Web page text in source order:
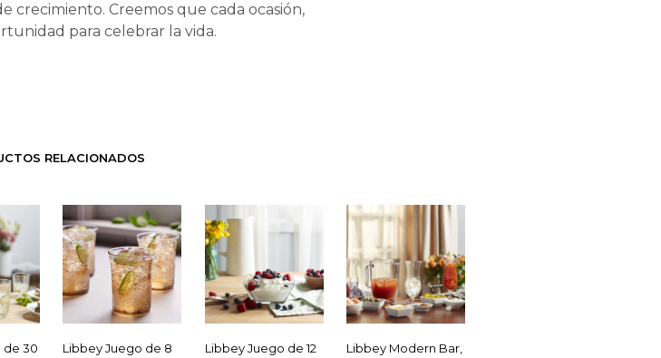
crecimiento. Creemos que cada ocasión,
para celebrar la vida.
RELACIONADOS
de 30
Libbey Juego de 8
Libbey Juego de 12
Libbey Modern Bar,